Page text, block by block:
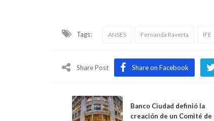
Tags: ANSES Fernanda Raverta IFE
Share Post Share on Facebook
Banco Ciudad definió la
creación de un Comité de